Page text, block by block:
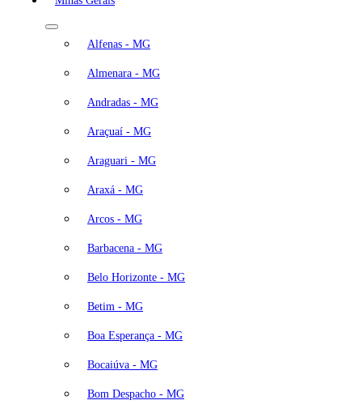
Alfenas - MG
Almenara - MG
Andradas - MG
Araçuaí - MG
Araguari - MG
Araxá - MG
Arcos - MG
Barbacena - MG
Belo Horizonte - MG
Betim - MG
Boa Esperança - MG
Bocaiúva - MG
Bom Despacho - MG